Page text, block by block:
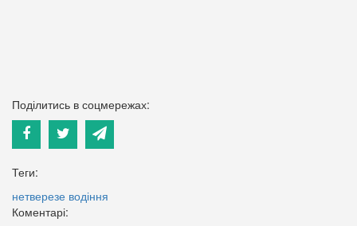
Поділитись в соцмережах:
Теги:
нетверезе водіння
Коментарі: